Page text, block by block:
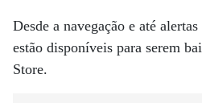
Desde a navegação e até
estão disponíveis para serem
Store.